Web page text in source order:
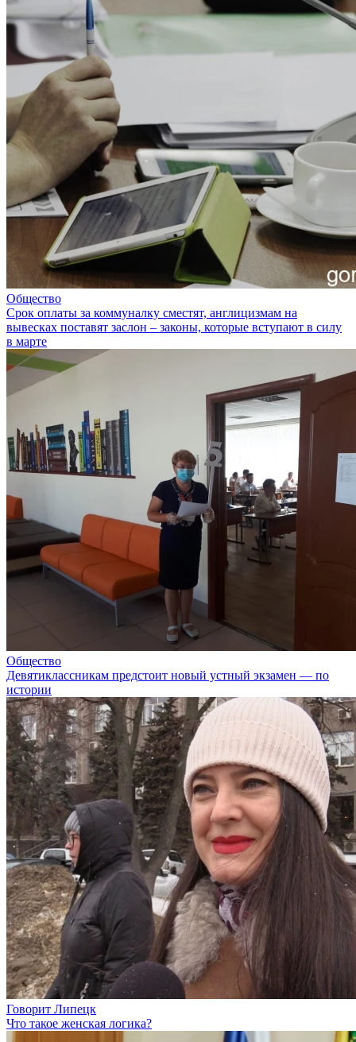
Общество
Срок оплаты за коммуналку сместят, англицизмам на
вывесках поставят заслон – законы, которые вступают в силу
в марте
Общество
Девятиклассникам предстоит новый устный экзамен — по
истории
Говорит Липецк
Что такое женская логика?